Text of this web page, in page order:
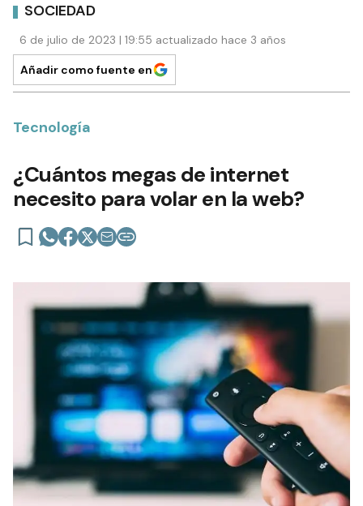
SOCIEDAD
6 de julio de 2023 | 19:55 actualizado hace 3 años
Añadir como fuente en
Tecnología
¿Cuántos megas de internet
necesito para volar en la web?